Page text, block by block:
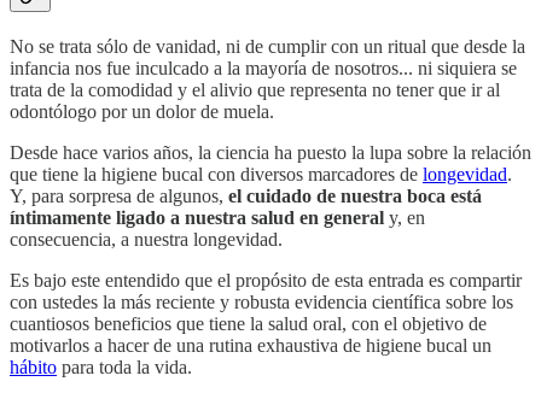
No se trata sólo de vanidad, ni de cumplir con un ritual que desde la
infancia nos fue inculcado a la mayoría de nosotros... ni siquiera se
trata de la comodidad y el alivio que representa no tener que ir al
odontólogo por un dolor de muela.
Desde hace varios años, la ciencia ha puesto la lupa sobre la relación
que tiene la higiene bucal con diversos marcadores de longevidad.
Y, para sorpresa de algunos, el cuidado de nuestra boca está
íntimamente ligado a nuestra salud en general y, en
consecuencia, a nuestra longevidad.
Es bajo este entendido que el propósito de esta entrada es compartir
con ustedes la más reciente y robusta evidencia científica sobre los
cuantiosos beneficios que tiene la salud oral, con el objetivo de
motivarlos a hacer de una rutina exhaustiva de higiene bucal un
hábito para toda la vida.